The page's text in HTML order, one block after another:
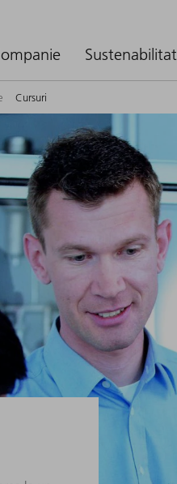
Cursuri